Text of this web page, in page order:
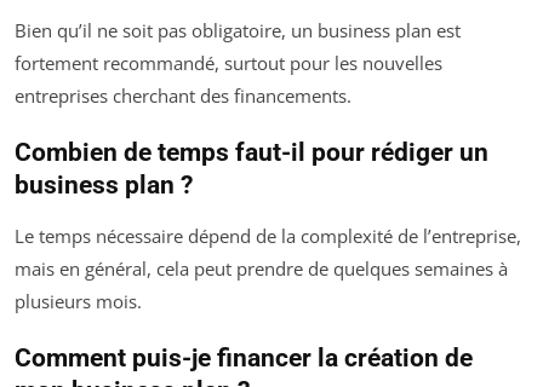
Bien qu’il ne soit pas obligatoire, un business plan est
fortement recommandé, surtout pour les nouvelles
entreprises cherchant des financements.
Combien de temps faut-il pour rédiger un
business plan ?
Le temps nécessaire dépend de la complexité de l’entreprise,
mais en général, cela peut prendre de quelques semaines à
plusieurs mois.
Comment puis-je financer la création de